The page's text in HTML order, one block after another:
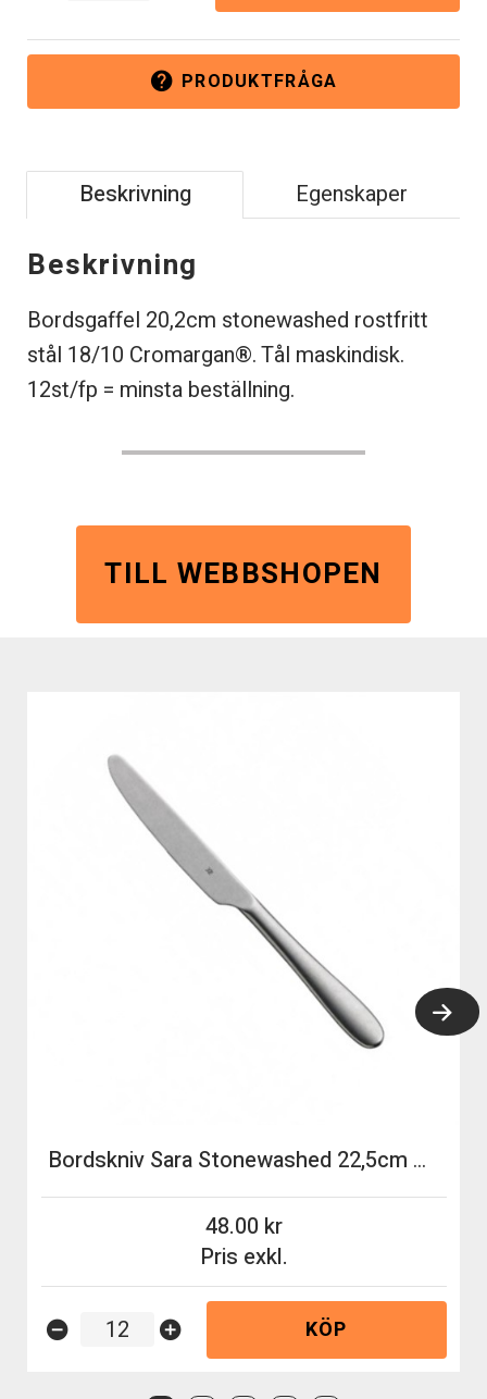
help PRODUKTFRÅGA
Beskrivning Egenskaper
Beskrivning
Bordsgaffel 20,2cm stonewashed rostfritt
stål 18/10 Cromargan®. Tål maskindisk.
12st/fp = minsta beställning.
TILL WEBBSHOPEN
Bordskniv Sara Stonewashed 22,5cm WMF
Pris exkl.
48.00
remove_circle add_circle KÖP